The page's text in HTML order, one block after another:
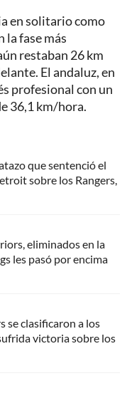
en solitario como
la fase más
restaban 26 km
El andaluz, en
profesional con un
36,1 km/hora.
que sentenció el
sobre los Rangers,
eliminados en la
les pasó por encima
se clasificaron a los
victoria sobre los